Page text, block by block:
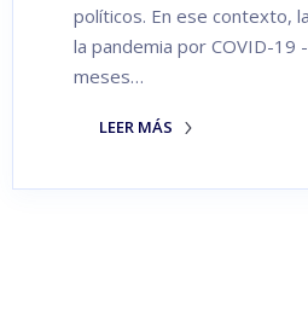
políticos. En ese contexto,
la pandemia por COVID-19
meses…
LEER MÁS